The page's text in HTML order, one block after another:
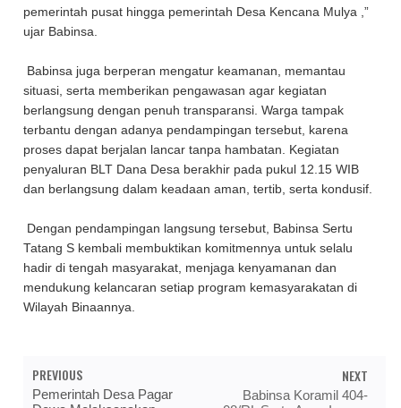
pemerintah pusat hingga pemerintah Desa Kencana Mulya ,”
ujar Babinsa.
Babinsa juga berperan mengatur keamanan, memantau
situasi, serta memberikan pengawasan agar kegiatan
berlangsung dengan penuh transparansi. Warga tampak
terbantu dengan adanya pendampingan tersebut, karena
proses dapat berjalan lancar tanpa hambatan. Kegiatan
penyaluran BLT Dana Desa berakhir pada pukul 12.15 WIB
dan berlangsung dalam keadaan aman, tertib, serta kondusif.
Dengan pendampingan langsung tersebut, Babinsa Sertu
Tatang S kembali membuktikan komitmennya untuk selalu
hadir di tengah masyarakat, menjaga kenyamanan dan
mendukung kelancaran setiap program kemasyarakatan di
Wilayah Binaannya.
PREVIOUS
Pemerintah Desa Pagar
NEXT
Babinsa Koramil 404-